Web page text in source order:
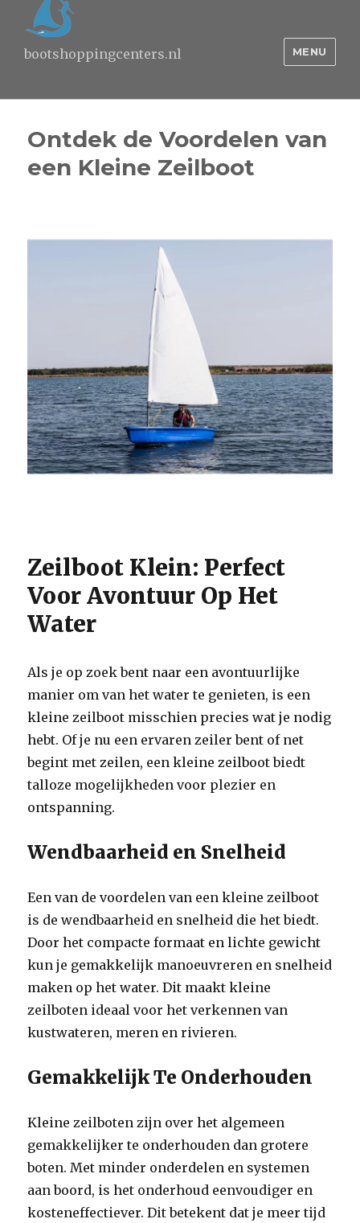
bootshoppingcenters.nl MENU
Ontdek de Voordelen van
een Kleine Zeilboot
Zeilboot Klein: Perfect
Voor Avontuur Op Het
Water
Als je op zoek bent naar een avontuurlijke
manier om van het water te genieten, is een
kleine zeilboot misschien precies wat je nodig
hebt. Of je nu een ervaren zeiler bent of net
begint met zeilen, een kleine zeilboot biedt
talloze mogelijkheden voor plezier en
ontspanning.
Wendbaarheid en Snelheid
Een van de voordelen van een kleine zeilboot
is de wendbaarheid en snelheid die het biedt.
Door het compacte formaat en lichte gewicht
kun je gemakkelijk manoeuvreren en snelheid
maken op het water. Dit maakt kleine
zeilboten ideaal voor het verkennen van
kustwateren, meren en rivieren.
Gemakkelijk Te Onderhouden
Kleine zeilboten zijn over het algemeen
gemakkelijker te onderhouden dan grotere
boten. Met minder onderdelen en systemen
aan boord, is het onderhoud eenvoudiger en
kosteneffectiever. Dit betekent dat je meer tijd